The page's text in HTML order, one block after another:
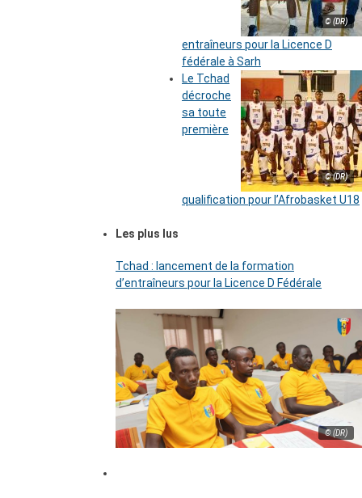
© (DR)
entraîneurs pour la Licence D
fédérale à Sarh
© (DR)
Le Tchad
décroche
sa toute
première
qualification pour l’Afrobasket U18
Les plus lus
Tchad : lancement de la formation
d’entraîneurs pour la Licence D Fédérale
© (DR)